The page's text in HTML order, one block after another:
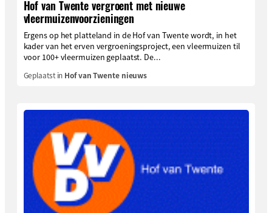
Hof van Twente vergroent met nieuwe
vleermuizenvoorzieningen
Ergens op het platteland in de Hof van Twente wordt, in het
kader van het erven vergroeningsproject, een vleermuizen til
voor 100+ vleermuizen geplaatst. De...
Geplaatst in Hof van Twente nieuws